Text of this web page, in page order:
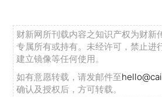
财新网所刊载内容之知识产权为财新
专属所有或持有。未经许可，禁止进
建立镜像等任何使用。
如有意愿转载，请发邮件至
确认及授权后，方可转载。